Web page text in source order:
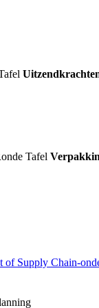
Tafel
of Supply Chain-